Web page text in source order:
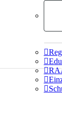




